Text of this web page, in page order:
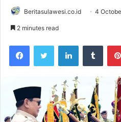
Beritasulawesi.co.id 4
2 minutes read